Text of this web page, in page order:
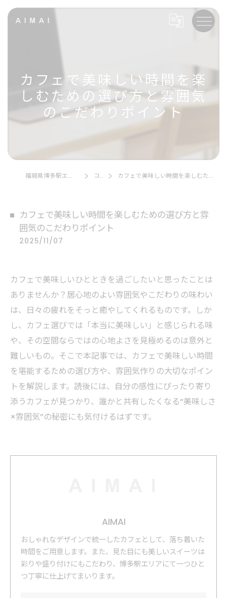
カフェで美味しい時間を楽
しむための選び方と雰囲気
のこだわりポイント
福岡県博多駅エリアのカフェならAIMAI コラム カフェで美味しい時間を楽しむための選び方と雰囲気のこだわりポイント
カフェで美味しい時間を楽しむための選び方と雰
囲気のこだわりポイント
2025/11/07
カフェで美味しいひとときを過ごしたいと思ったことは
ありませんか？居心地のよい雰囲気やこだわりの味わい
は、日々の疲れをそっと癒やしてくれるものです。しか
し、カフェ選びでは「本当に美味しい」と感じられる味
や、その空間ならではの心地よさを見極めるのは意外と
難しいもの。そこで本記事では、カフェで美味しい時間
を堪能するための選び方や、雰囲気作りの大切なポイン
トを解説します。読後には、自分の感性にぴったり寄り
添うカフェが見つかり、誰かと共有したくなる“美味しさ
×雰囲気”の秘密にも気付けるはずです。
AIMAI
おしゃれなデザインで統一したカフェとして、落ち着いた
時間をご用意します。​また、見た目にも美しいスイーツは
彩りや盛り付けにもこだわり、博多駅エリアにて一つひと
つ丁寧に仕上げてまいります。